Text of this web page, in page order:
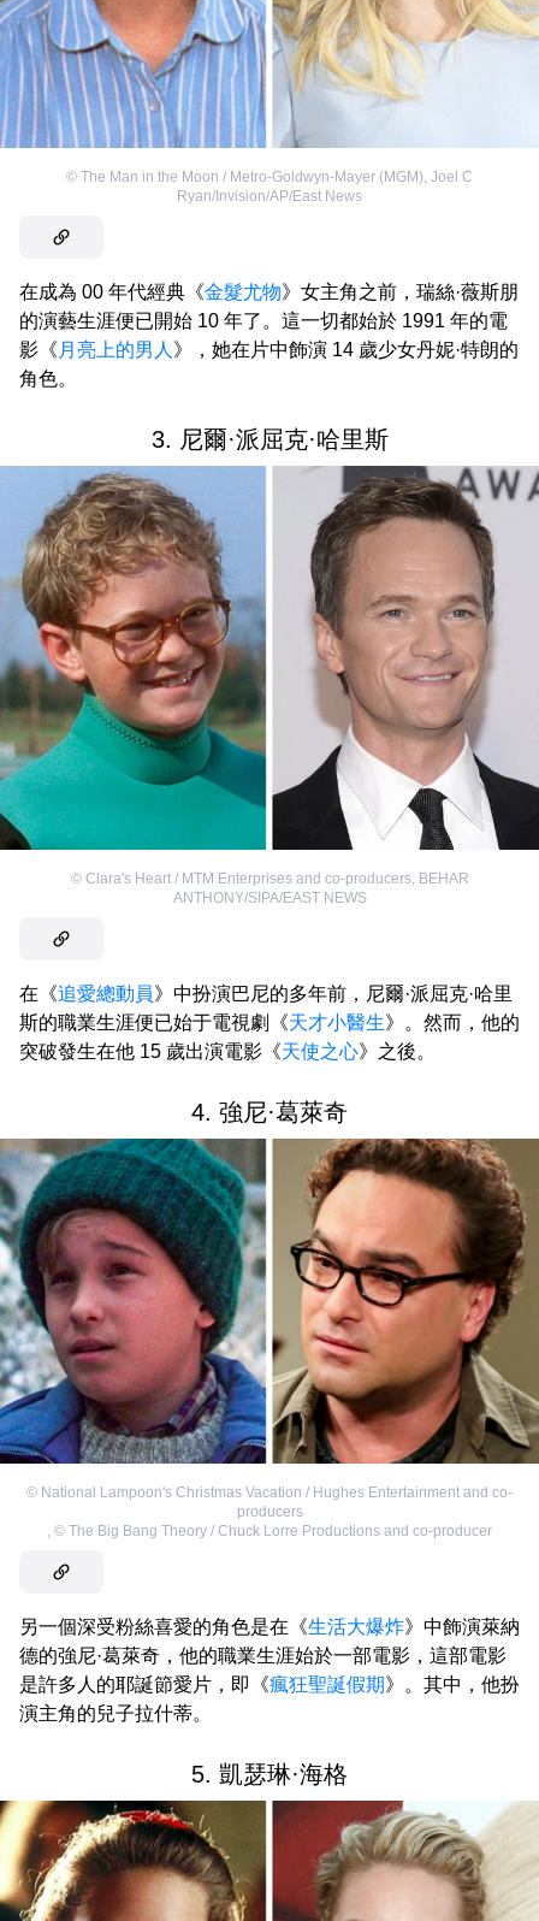
© The Man in the Moon / Metro-Goldwyn-Mayer (MGM) Joel C
Ryan/Invision/AP/East News
在成為 00 年代經典《金髮尤物》女主角之前，瑞絲·薇斯朋
的演藝生涯便已開始 10 年了。這一切都始於 1991 年的電
影《 月亮上的男人 》，她在片中飾演 14 歲少女丹妮·特朗的
角色。
3. 尼爾·派屈克·哈里斯
© Clara's Heart / MTM Enterprises and co-producers, BEHAR
ANTHONY/SIPA/EAST NEWS
在《追愛總動員》中扮演巴尼的多年前，尼爾·派屈克·哈里
斯的職業生涯便已始于電視劇《天才小醫生》。然而，他的
突破發生在他 15 歲出演電影《天使之心》之後。
4. 強尼·葛萊奇
© National Lampoon's Christmas Vacation / Hughes Entertainment and co-
producers
© The Big Bang Theory / Chuck Lorre Productions and co-producer
另一個深受粉絲喜愛的角色是在《生活大爆炸》中飾演萊納
德的強尼·葛萊奇，他的職業生涯始於一部電影，這部電影
是許多人的耶誕節愛片，即《瘋狂聖誕假期》。其中，他扮
演主角的兒子拉什蒂。
5. 凱瑟琳·海格